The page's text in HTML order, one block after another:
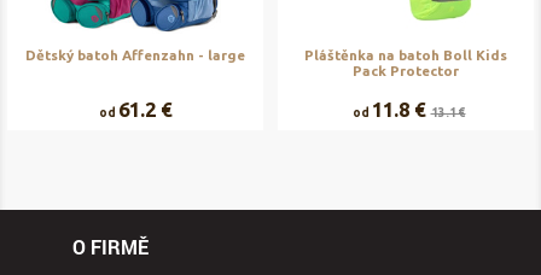
Dětský batoh Affenzahn - large
od 61.2 €
Pláštěnka na batoh Boll Kids
Pack Protector
od 11.8 € 13.1 €
O FIRMĚ